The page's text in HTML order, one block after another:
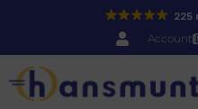
225
Account